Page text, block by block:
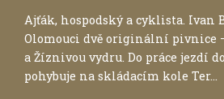
Ajťák, hospodský a cyklista. Ivan
Olomouci dvě originální pivnice
a Žíznivou vydru. Do práce jezdí
pohybuje na skládacím kole Ter...